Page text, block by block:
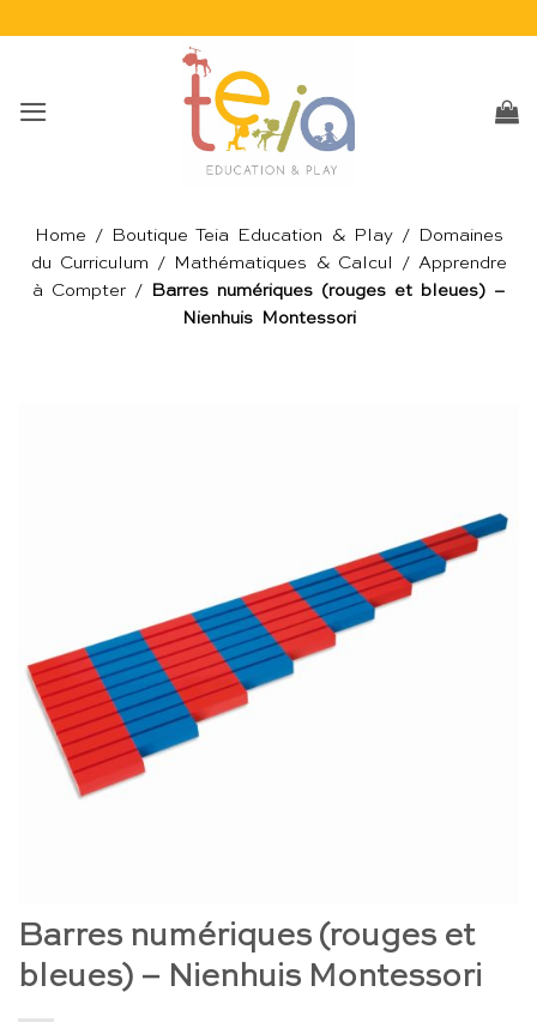
Home / Boutique Teia Education & Play/
Domaines
du Curriculum / Mathématiques & Calcul / Apprendre
à Compter /
Barres numériques (rouges et bleues) –
Nienhuis Montessori
Barres numériques (rouges et
bleues) – Nienhuis Montessori